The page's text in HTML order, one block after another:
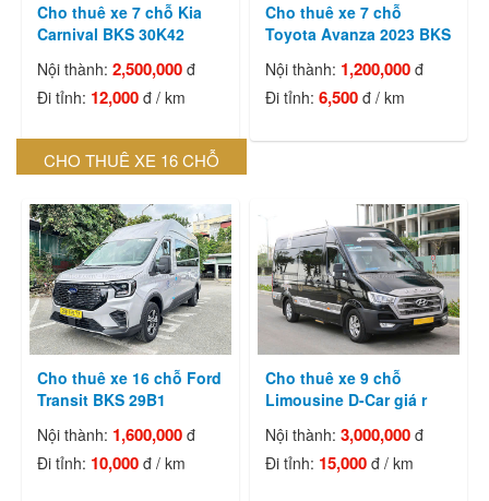
Cho thuê xe 7 chỗ Kia
Carnival BKS 30K42
Nội thành:2,500,000 đ
Đi tỉnh: 12,000 đ / km
Cho thuê xe 7 chỗ
Toyota Avanza 2023 BKS
Nội thành: 1,200,000 đ
Đi tỉnh:6,500 đ / km
CHO THUÊ XE 16 CHỖ
Cho thuê xe 16 chỗ Ford
Transit BKS 29B1
Nội thành: 1,600,000 đ
Đi tỉnh: 10,000 đ / km
Cho thuê xe 9 chỗ
Limousine D-Car giá r
Nội thành:3,000,000 đ
Đi tỉnh: 15,000 đ / km